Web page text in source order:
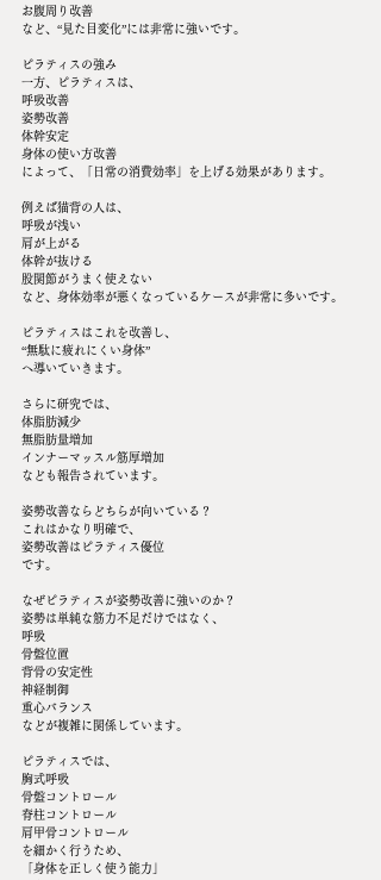
お腹周り改善
など、“見た目変化”には非常に強いです。
ピラティスの強み
一方、ピラティスは、
呼吸改善
姿勢改善
体幹安定
身体の使い方改善
によって、「日常の消費効率」を上げる効果があります。
例えば猫背の人は、
呼吸が浅い
肩が上がる
体幹が抜ける
股関節がうまく使えない
など、身体効率が悪くなっているケースが非常に多いです。
ピラティスはこれを改善し、
“無駄に疲れにくい身体”
へ導いていきます。
さらに研究では、
体脂肪減少
無脂肪量増加
インナーマッスル筋厚増加
なども報告されています。
姿勢改善ならどちらが向いている？
これはかなり明確で、
姿勢改善はピラティス優位
です。
なぜピラティスが姿勢改善に強いのか？
姿勢は単純な筋力不足だけではなく、
呼吸
骨盤位置
背骨の安定性
神経制御
重心バランス
などが複雑に関係しています。
ピラティスでは、
胸式呼吸
骨盤コントロール
脊柱コントロール
肩甲骨コントロール
を細かく行うため、
「身体を正しく使う能力」